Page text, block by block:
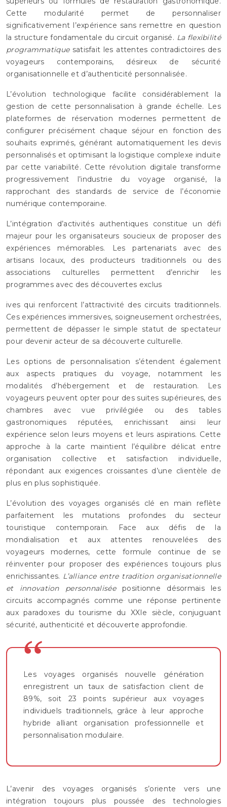
Cette modularité permet de personnaliser
significativement l’expérience sans remettre en question
la structure fondamentale du circuit organisé. La flexibilité
programmatique satisfait les attentes contradictoires des
voyageurs contemporains, désireux de sécurité
organisationnelle et d’authenticité personnalisée.
L’évolution technologique facilite considérablement la
gestion de cette personnalisation à grande échelle. Les
plateformes de réservation modernes permettent de
configurer précisément chaque séjour en fonction des
souhaits exprimés, générant automatiquement les devis
personnalisés et optimisant la logistique complexe induite
par cette variabilité. Cette révolution digitale transforme
progressivement l’industrie du voyage organisé, la
rapprochant des standards de service de l’économie
numérique contemporaine.
L’intégration d’activités authentiques constitue un défi
majeur pour les organisateurs soucieux de proposer des
expériences mémorables. Les partenariats avec des
artisans locaux, des producteurs traditionnels ou des
associations culturelles permettent d’enrichir les
programmes avec des découvertes exclus
ives qui renforcent l’attractivité des circuits traditionnels.
Ces expériences immersives, soigneusement orchestrées,
permettent de dépasser le simple statut de spectateur
pour devenir acteur de sa découverte culturelle.
Les options de personnalisation s’étendent également
aux aspects pratiques du voyage, notamment les
modalités d’hébergement et de restauration. Les
voyageurs peuvent opter pour des suites supérieures, des
chambres avec vue privilégiée ou des tables
gastronomiques réputées, enrichissant ainsi leur
expérience selon leurs moyens et leurs aspirations. Cette
approche à la carte maintient l’équilibre délicat entre
organisation collective et satisfaction individuelle,
répondant aux exigences croissantes d’une clientèle de
plus en plus sophistiquée.
L’évolution des voyages organisés clé en main reflète
parfaitement les mutations profondes du secteur
touristique contemporain. Face aux défis de la
mondialisation et aux attentes renouvelées des
voyageurs modernes, cette formule continue de se
réinventer pour proposer des expériences toujours plus
enrichissantes. L’alliance entre tradition organisationnelle
et innovation personnaliséepositionne désormais les
circuits accompagnés comme une réponse pertinente
aux paradoxes du tourisme du XXIe siècle, conjuguant
sécurité, authenticité et découverte approfondie.
Les voyages organisés nouvelle génération
enregistrent un taux de satisfaction client de
89%, soit 23 points supérieur aux voyages
individuels traditionnels, grâce à leur approche
hybride alliant organisation professionnelle et
personnalisation modulaire.
L’avenir des voyages organisés s’oriente vers une
intégration toujours plus poussée des technologies